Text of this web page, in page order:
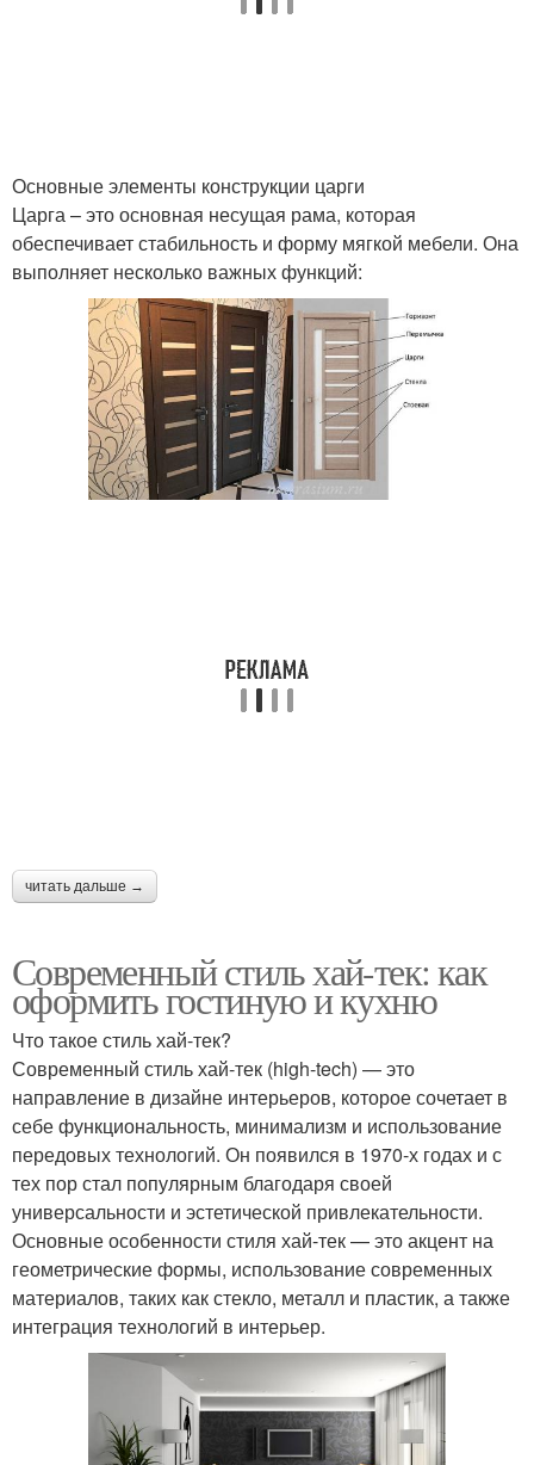
Основные элементы конструкции царги
Царга – это основная несущая рама, которая
обеспечивает стабильность и форму мягкой мебели. Она
выполняет несколько важных функций:
читать дальше →
Современный стиль хай-тек: как
оформить гостиную и кухню
Что такое стиль хай-тек?
Современный стиль хай-тек (high-tech) — это
направление в дизайне интерьеров, которое сочетает в
себе функциональность, минимализм и использование
передовых технологий. Он появился в 1970-х годах и с
тех пор стал популярным благодаря своей
универсальности и эстетической привлекательности.
Основные особенности стиля хай-тек — это акцент на
геометрические формы, использование современных
материалов, таких как стекло, металл и пластик, а также
интеграция технологий в интерьер.